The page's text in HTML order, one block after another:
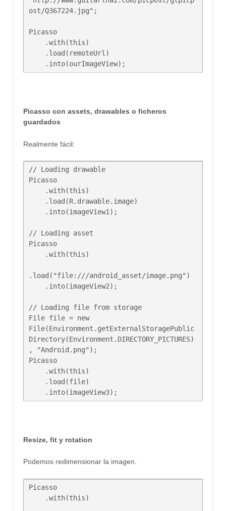
ost/Q367224.jpg";
Picasso
Picasso con assets, drawables o ficheros
guardados
Realmente fácil:
// Loading drawable
Picasso
// Loading asset
Picasso
.load("file:///android_asset/image.png")
// Loading file from storage
File file = new
File(Environment.getExternalStoragePublic
Directory(Environment.DIRECTORY_PICTURES)
, "Android.png");
Picasso
    .into(imageView3);
Resize, fit y rotation
Podemos redimensionar la imagen.
Picasso